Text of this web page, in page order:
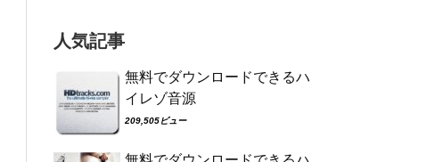
人気記事
無料でダウンロードできるハ
イレゾ音源
209,505ビュー